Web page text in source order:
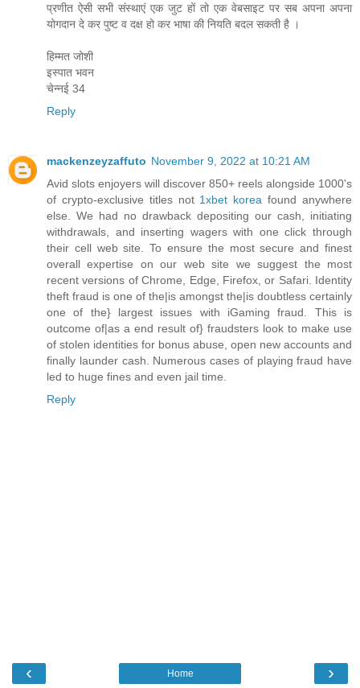
प्रणीत ऐसी सभी संस्‍थाएं एक जुट हों तो एक वेबसाइट पर सब अपना अपना
योगदान दे कर पुष्‍ट व दक्ष हो कर भाषा की नियति बदल सकती है ।
हिम्‍मत जोशी
इस्‍पात भवन
चेन्‍नई 34
Reply
mackenzeyzaffuto November 9, 2022 at 10:21 AM
Avid slots enjoyers will discover 850+ reels alongside 1000's
of crypto-exclusive titles not 1xbet korea found anywhere
else. We had no drawback depositing our cash, initiating
withdrawals, and inserting wagers with one click through
their cell web site. To ensure the most secure and finest
overall expertise on our web site we suggest the most
recent versions of Chrome, Edge, Firefox, or Safari. Identity
theft fraud is one of the|is amongst the|is doubtless certainly
one of the} largest issues with iGaming fraud. This is
outcome of|as a end result of} fraudsters look to make use
of stolen identities for bonus abuse, open new accounts and
finally launder cash. Numerous cases of playing fraud have
led to huge fines and even jail time.
Reply
‹ ›
Home